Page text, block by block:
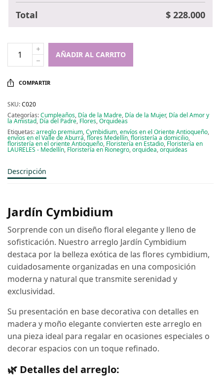
Total $ 228.000
AÑADIR AL CARRITO
COMPARTIR
SKU:C020
Categorías:Cumpleaños, Día de la Madre, Día de la Mujer, Día del Amor y
la Amistad, Día del Padre, Flores,Orquideas
Etiquetas:arreglo premium,Cymbidium,envíos en el Oriente Antioqueño,
envíos en el Valle de Aburrá,flores Medellín,floristería a domicilio,
floristería en el oriente Antioqueño, Floristería en Estadio, Floristería en
LAURELES - Medellín, Floristería en Rionegro,orquidea,orquideas
Descripción
Jardín Cymbidium
Sorprende con un diseño floral elegante y lleno de
sofisticación. Nuestro arreglo Jardín Cymbidium
destaca por la belleza exótica de las flores cymbidium,
cuidadosamente organizadas en una composición
moderna y natural que transmite serenidad y
exclusividad.
Su presentación en base decorativa con detalles en
madera y moño elegante convierten este arreglo en
una pieza ideal para regalar en ocasiones especiales o
decorar espacios con un toque refinado.
🌿 Detalles del arreglo: